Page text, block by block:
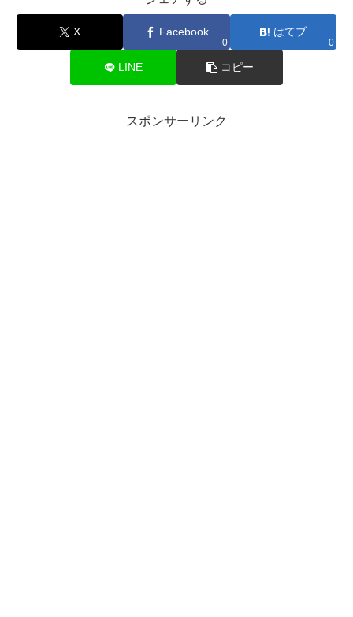
X Facebook
0
はてブ
0
LINE コピー
スポンサーリンク